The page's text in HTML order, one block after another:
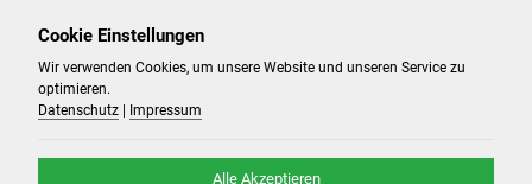
Suchen
Cookie Einstellungen
Wir verwenden Cookies, um unsere Website und unseren Service zu
optimieren.
Datenschutz
Impressum
Alle Akzeptieren